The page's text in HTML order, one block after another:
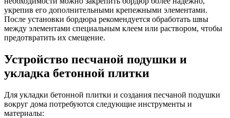
укрепив его дополнительными крепежными элементами.
После установки бордюра рекомендуется обработать швы
между элементами специальным клеем или раствором, чтобы
предотвратить их смещение.
Устройство песчаной подушки и
укладка бетонной плитки
Для укладки бетонной плитки и создания песчаной подушки
вокруг дома потребуются следующие инструменты и
материалы: